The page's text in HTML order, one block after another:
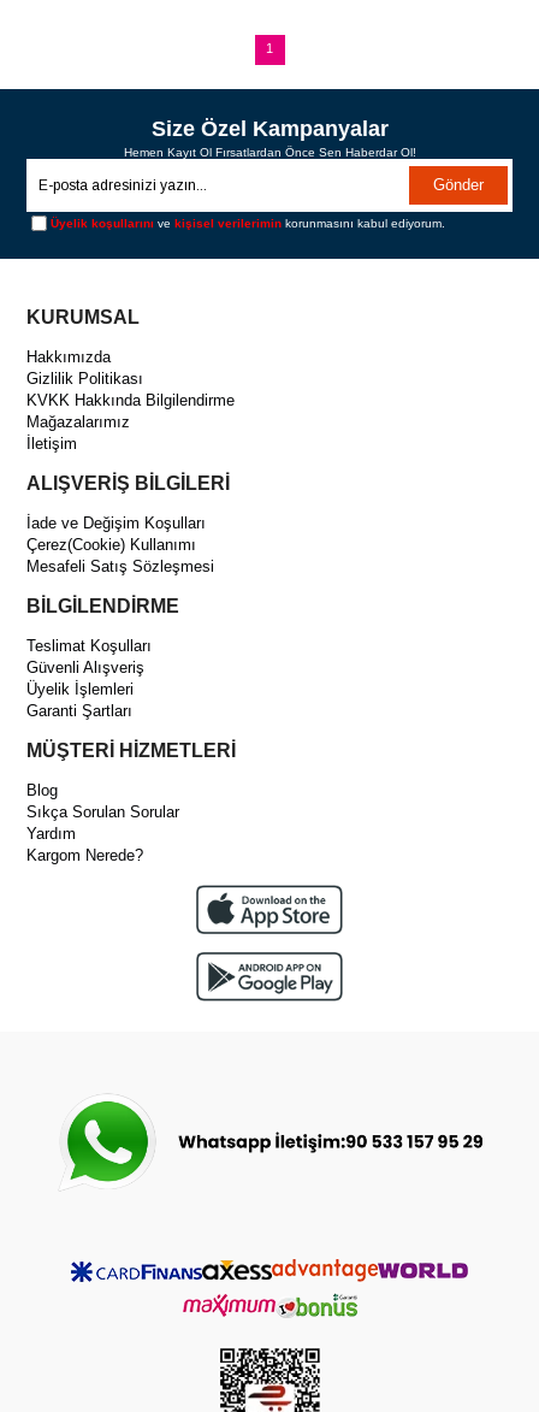
1
Size Özel Kampanyalar
Hemen Kayıt Ol Fırsatlardan Önce Sen Haberdar Ol!
Gönder
Üyelik koşullarını vekişisel verilerimin korunmasını kabul ediyorum.
KURUMSAL
Hakkımızda
Gizlilik Politikası
KVKK Hakkında Bilgilendirme
Mağazalarımız
İletişim
ALIŞVERİŞ BİLGİLERİ
İade ve Değişim Koşulları
Çerez(Cookie) Kullanımı
Mesafeli Satış Sözleşmesi
BİLGİLENDİRME
Teslimat Koşulları
Güvenli Alışveriş
Üyelik İşlemleri
Garanti Şartları
MÜŞTERİ HİZMETLERİ
Blog
Sıkça Sorulan Sorular
Yardım
Kargom Nerede?